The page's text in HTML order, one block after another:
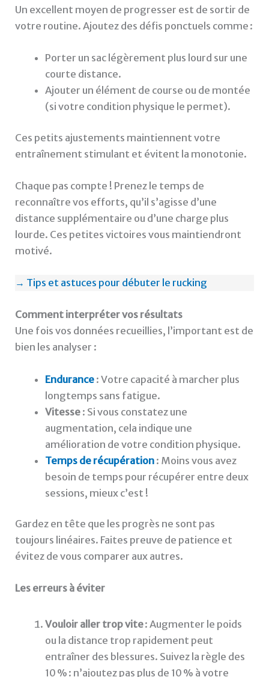
Un excellent moyen de progresser est de sortir de
votre routine. Ajoutez des défis ponctuels comme :
Porter un sac légèrement plus lourd sur une
courte distance.
Ajouter un élément de course ou de montée
(si votre condition physique le permet).
Ces petits ajustements maintiennent votre
entraînement stimulant et évitent la monotonie.
Chaque pas compte ! Prenez le temps de
reconnaître vos efforts, qu’il s’agisse d’une
distance supplémentaire ou d’une charge plus
lourde. Ces petites victoires vous maintiendront
motivé.
→ Tips et astuces pour débuter le rucking
Comment interpréter vos résultats
Une fois vos données recueillies, l’important est de
bien les analyser :
Endurance: Votre capacité à marcher plus
longtemps sans fatigue.
Vitesse: Si vous constatez une
augmentation, cela indique une
amélioration de votre condition physique.
Temps de récupération: Moins vous avez
besoin de temps pour récupérer entre deux
sessions, mieux c’est !
Gardez en tête que les progrès ne sont pas
toujours linéaires. Faites preuve de patience et
évitez de vous comparer aux autres.
Les erreurs à éviter
Vouloir aller trop vite: Augmenter le poids
ou la distance trop rapidement peut
entraîner des blessures. Suivez la règle des
10 % : n’ajoutez pas plus de 10 % à votre